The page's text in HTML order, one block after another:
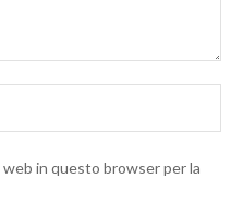
web in questo browser per la